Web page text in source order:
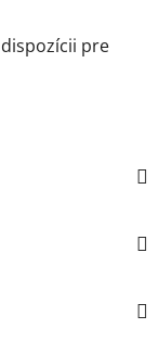
pre